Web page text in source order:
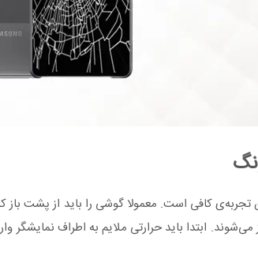
کافی است. معمولا گوشی را باید از پشت باز
ابتدا باید حرارتی ملایم به اطراف نمایشگر